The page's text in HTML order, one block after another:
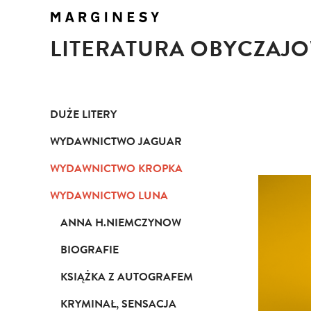
LITERATURA
DUŻE LITERY
WYDAWNICTWO JAGUAR
WYDAWNICTWO KROPKA
WYDAWNICTWO LUNA
ANNA H.NIEMCZYNOW
BIOGRAFIE
KSIĄŻKA Z AUTOGRAFEM
KRYMINAŁ, SENSACJA